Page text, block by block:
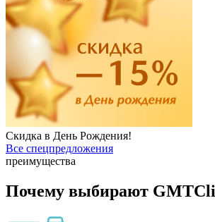
Скидка в День Рождения!
Все спецпредложения
преимущества
Почему выбирают